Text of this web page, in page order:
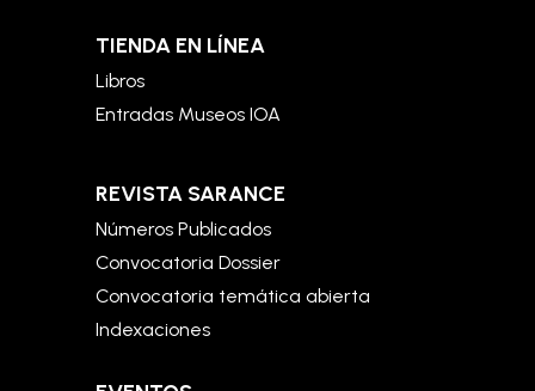
TIENDA EN LÍNEA
Libros
Entradas Museos IOA
REVISTA SARANCE
Números Publicados
Convocatoria Dossier
Convocatoria temática abierta
Indexaciones